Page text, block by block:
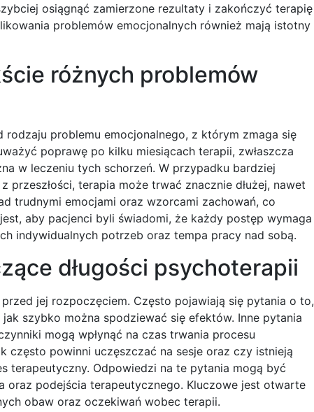
osiągnąć zamierzone rezultaty i zakończyć terapię
problemów emocjonalnych również mają istotny
różnych problemów
problemu emocjonalnego, z którym zmaga się
poprawę po kilku miesiącach terapii, zwłaszcza
w leczeniu tych schorzeń. W przypadku bardziej
terapia może trwać znacznie dłużej, nawet
trudnymi emocjami oraz wzorcami zachowań, co
aby pacjenci byli świadomi, że każdy postęp wymaga
indywidualnych potrzeb oraz tempa pracy nad sobą.
długości psychoterapii
jej rozpoczęciem. Często pojawiają się pytania o to,
szybko można spodziewać się efektów. Inne pytania
mogą wpłynąć na czas trwania procesu
często powinni uczęszczać na sesje oraz czy istnieją
terapeutyczny. Odpowiedzi na te pytania mogą być
podejścia terapeutycznego. Kluczowe jest otwarte
obaw oraz oczekiwań wobec terapii.